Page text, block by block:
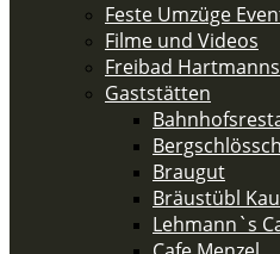
Feste Umzüge
Filme und Videos
Freibad
Gaststätten
Braugut
Bräustübl
Lehmann`s